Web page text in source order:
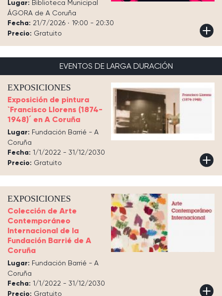
Lugar: Biblioteca Municipal
ÁGORA de A Coruña
Fecha: 21/7/2026 · 19:00 - 20:30
Precio: Gratuito
EVENTOS DE LARGA DURACIÓN
EXPOSICIONES
Exposición de pintura
`Francisco Llorens (1874-
1948)´ en A Coruña
Lugar: Fundación Barrié - A
Coruña
Fecha: 1/1/2022 - 31/12/2030
Precio: Gratuito
EXPOSICIONES
Colección de Arte
Contemporáneo
Internacional de la
Fundación Barrié de A
Coruña
Lugar: Fundación Barrié - A
Coruña
Fecha: 1/1/2022 - 31/12/2030
Precio: Gratuito